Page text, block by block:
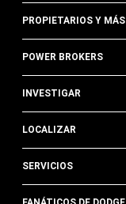
PROPIETARIOS Y MÁS
POWER BROKERS
INVESTIGAR
LOCALIZAR
SERVICIOS